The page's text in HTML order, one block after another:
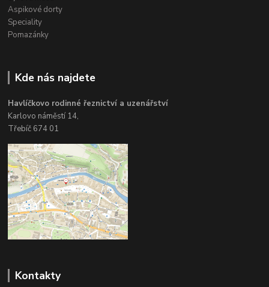
Aspikové dorty
Speciality
Pomazánky
Kde nás najdete
Havlíčkovo rodinné řeznictví a uzenářství
Karlovo náměstí 14,
Třebíč 674 01
Kontakty